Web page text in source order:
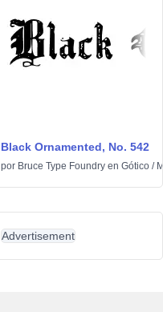
Black Ornamented, No. 542
por Bruce Type Foundry en Gótico /
Advertisement